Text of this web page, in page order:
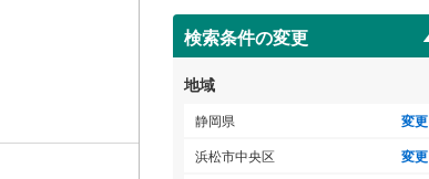
ジ
に
保
存
す
る
検索条件の変更
地域
静岡県 変更
浜松市中央区 変更